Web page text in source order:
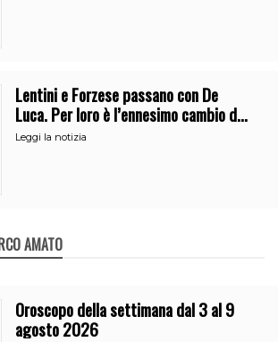
Lentini e Forzese passano con De
Luca. Per loro è l’ennesimo cambio di
partito
Leggi la notizia
AMATO
Oroscopo della settimana dal 3 al 9
agosto 2026